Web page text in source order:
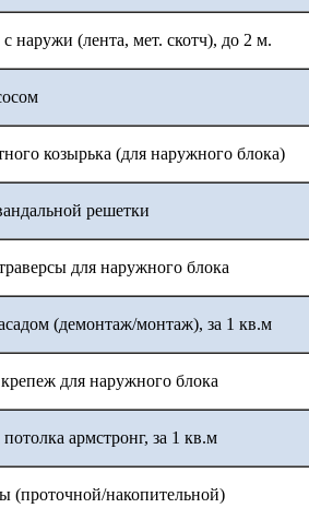
наружи (лента, мет. скотч), до 2 м.
козырька (для наружного блока)
решетки
для наружного блока
(демонтаж/монтаж), за 1 кв.м
для наружного блока
армстронг, за 1 кв.м
(проточной/накопительной)